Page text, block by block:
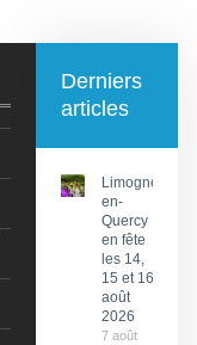
Derniers
articles
Limogne-
en-
Quercy
en fête
les 14,
15 et 16
août
2026
7 août